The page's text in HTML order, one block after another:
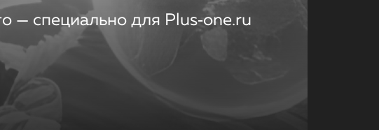
— специально для Plus‑one.ru